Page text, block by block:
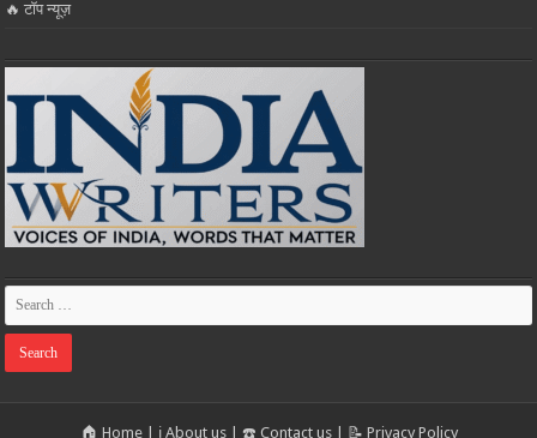
🔥 टॉप न्यूज़
🏠 Home| ℹ️ About us| ☎️ Contact us| 📝 Privacy Policy